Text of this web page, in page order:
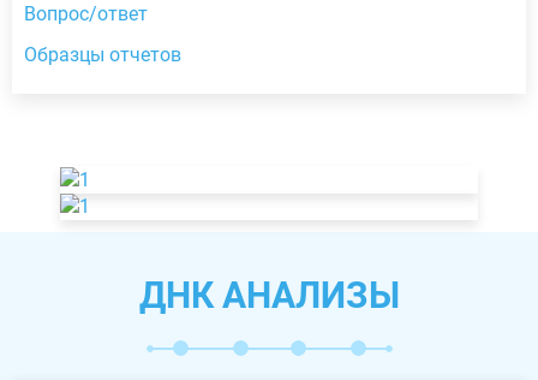
Вопрос/ответ
Образцы отчетов
ДНК АНАЛИЗЫ